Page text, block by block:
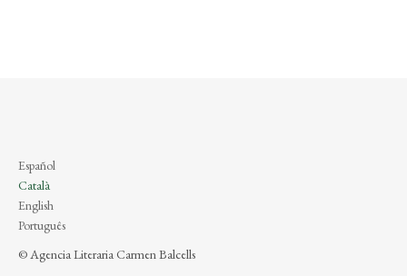
Español
Català
English
Português
© Agencia Literaria Carmen Balcells